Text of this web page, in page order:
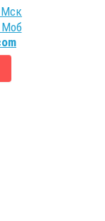
Мск
Моб